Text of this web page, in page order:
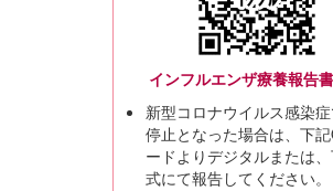
インフルエンザ療養報告
新型コロナウイルス感染
停止となった場合は、下
ードよりデジタルまたは
式にて報告してください。